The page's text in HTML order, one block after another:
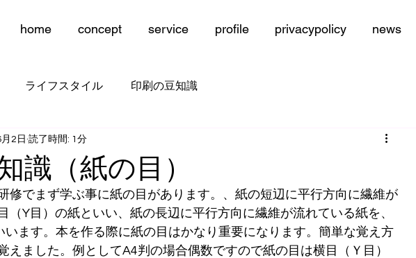
home concept service profile privacypolicy news
ライフスタイル 印刷の豆知識
識（紙の目）
2日 読了時間: 1分
修でまず学ぶ事に紙の目があります。、紙の短辺に平行方向に繊維が
（Y目）の紙といい、紙の長辺に平行方向に繊維が流れている紙を、
います。本を作る際に紙の目はかなり重要になります。簡単な覚え方
えました。例としてA4判の場合偶数ですので紙の目は横目（Ｙ目）